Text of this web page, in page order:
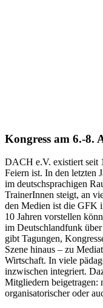
Kongress am 6.-8.
DACH e.V. existiert seit
Feiern ist. In den letzten
im deutschsprachigen
TrainerInnen steigt, an
den Medien ist die GFK
10 Jahren vorstellen
im Deutschlandfunk
gibt Tagungen,
Szene hinaus – zu
Wirtschaft. In viele
inzwischen integriert.
Mitgliedern beigetragen:
organisatorischer oder